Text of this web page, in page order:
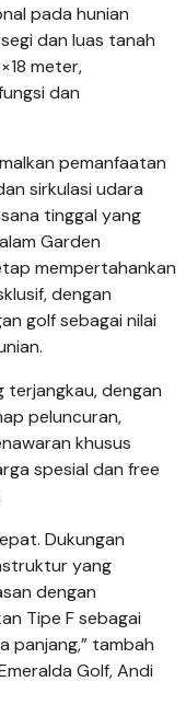
pada hunian
dan luas tanah
meter,
dan
pemanfaatan
sirkulasi udara
tinggal yang
Garden
mempertahankan
dengan
golf sebagai nilai
terjangkau, dengan
peluncuran,
khusus
spesial dan free
Dukungan
yang
dengan
Tipe F sebagai
panjang,” tambah
Golf, Andi